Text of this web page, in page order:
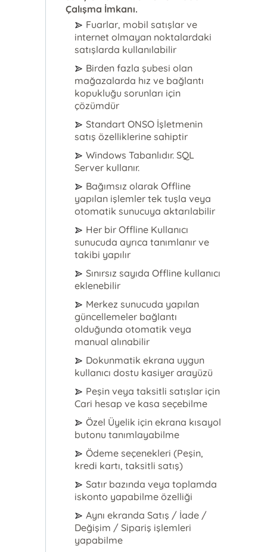
Çalışma İmkanı.
Fuarlar, mobil satışlar ve
internet olmayan noktalardaki
satışlarda kullanılabilir
Birden fazla şubesi olan
mağazalarda hız ve bağlantı
kopukluğu sorunları için
çözümdür
Standart ONSO İşletmenin
satış özelliklerine sahiptir
Windows Tabanlıdır. SQL
Server kullanır.
Bağımsız olarak Offline
yapılan işlemler tek tuşla veya
otomatik sunucuya aktarılabilir
Her bir Offline Kullanıcı
sunucuda ayrıca tanımlanır ve
takibi yapılır
Sınırsız sayıda Offline kullanıcı
eklenebilir
Merkez sunucuda yapılan
güncellemeler bağlantı
olduğunda otomatik veya
manual alınabilir
Dokunmatik ekrana uygun
kullanıcı dostu kasiyer arayüzü
Peşin veya taksitli satışlar için
Cari hesap ve kasa seçebilme
Özel Üyelik için ekrana kısayol
butonu tanımlayabilme
Ödeme seçenekleri (Peşin,
kredi kartı, taksitli satış)
Satır bazında veya toplamda
iskonto yapabilme özelliği
Aynı ekranda Satış / İade /
Değişim / Sipariş işlemleri
yapabilme